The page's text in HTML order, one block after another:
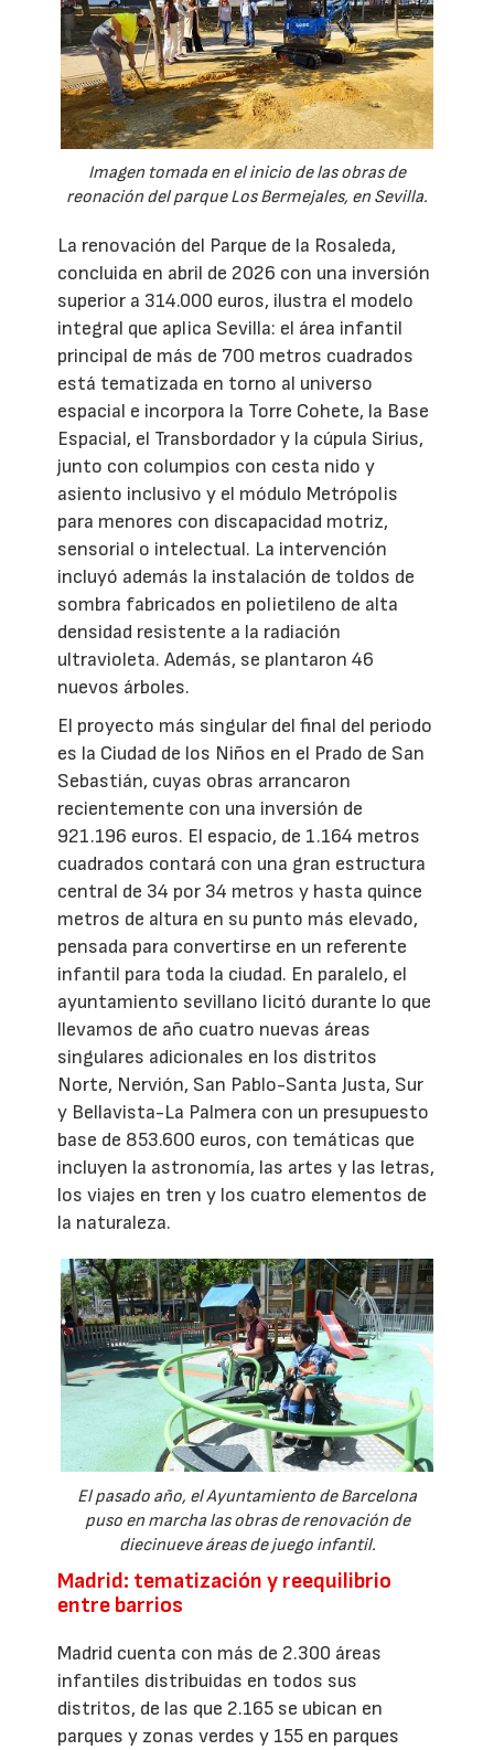
Imagen tomada en el inicio de las obras de
reonación del parque Los Bermejales, en Sevilla.
La renovación del Parque de la Rosaleda,
concluida en abril de 2026 con una inversión
superior a 314.000 euros, ilustra el modelo
integral que aplica Sevilla: el área infantil
principal de más de 700 metros cuadrados
está tematizada en torno al universo
espacial e incorpora la Torre Cohete, la Base
Espacial, el Transbordador y la cúpula Sirius,
junto con columpios con cesta nido y
asiento inclusivo y el módulo Metrópolis
para menores con discapacidad motriz,
sensorial o intelectual. La intervención
incluyó además la instalación de toldos de
sombra fabricados en polietileno de alta
densidad resistente a la radiación
ultravioleta. Además, se plantaron 46
nuevos árboles.
El proyecto más singular del final del periodo
es la Ciudad de los Niños en el Prado de San
Sebastián, cuyas obras arrancaron
recientemente con una inversión de
921.196 euros. El espacio, de 1.164 metros
cuadrados contará con una gran estructura
central de 34 por 34 metros y hasta quince
metros de altura en su punto más elevado,
pensada para convertirse en un referente
infantil para toda la ciudad. En paralelo, el
ayuntamiento sevillano licitó durante lo que
llevamos de año cuatro nuevas áreas
singulares adicionales en los distritos
Norte, Nervión, San Pablo-Santa Justa, Sur
y Bellavista-La Palmera con un presupuesto
base de 853.600 euros, con temáticas que
incluyen la astronomía, las artes y las letras,
los viajes en tren y los cuatro elementos de
la naturaleza.
El pasado año, el Ayuntamiento de Barcelona
puso en marcha las obras de renovación de
diecinueve áreas de juego infantil.
Madrid: tematización y reequilibrio
entre barrios
Madrid cuenta con más de 2.300 áreas
infantiles distribuidas en todos sus
distritos, de las que 2.165 se ubican en
parques y zonas verdes y 155 en parques